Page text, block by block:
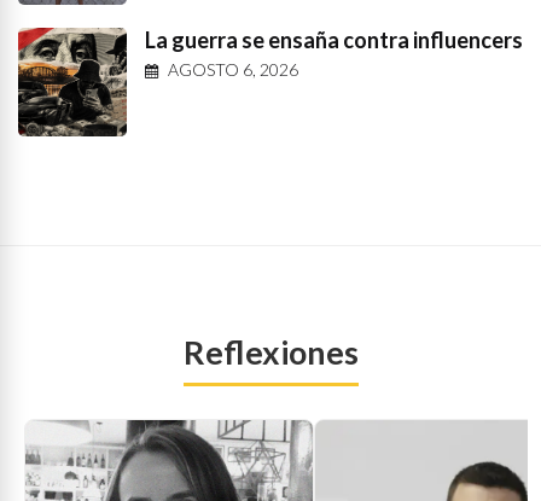
La guerra se ensaña contra influencers
AGOSTO 6, 2026
Reflexiones